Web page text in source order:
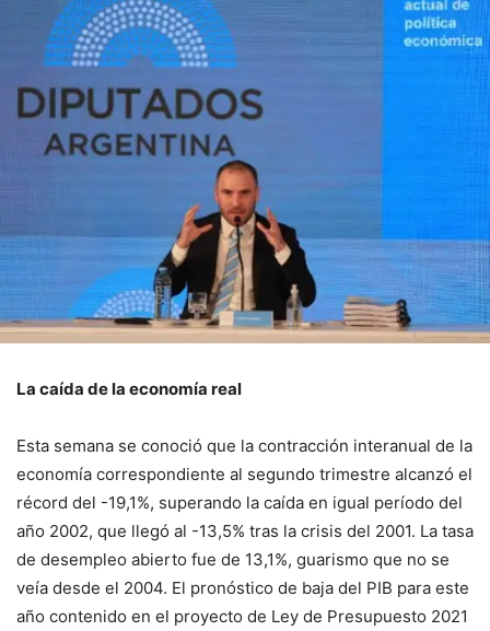
La caída de la economía real
Esta semana se conoció que la contracción interanual de la
economía correspondiente al segundo trimestre alcanzó el
récord del -19,1%, superando la caída en igual período del
año 2002, que llegó al -13,5% tras la crisis del 2001. La tasa
de desempleo abierto fue de 13,1%, guarismo que no se
veía desde el 2004. El pronóstico de baja del PIB para este
año contenido en el proyecto de Ley de Presupuesto 2021